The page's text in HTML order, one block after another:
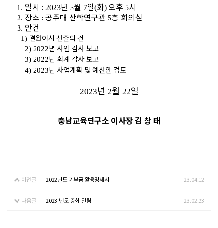
1. 일시 : 2023년 3월 7일(화) 오후 5시
2. 장소 : 공주대 산학연구관 5층 회의실
3. 안건
1) 결원이사 선출의 건
2) 2022년 사업 감사 보고
3) 2022년 회계 감사 보고
4) 2023년 사업계획 및 예산안 검토
2023년 2월 22일
충남교육연구소 이사장 김 창 태
이전글 2022년도 기부금 활용명세서 23.04.12
다음글 2023 년도 총회 알림 23.02.23